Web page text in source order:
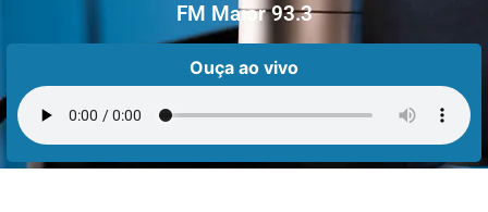
FM Maior 93.3
Ouça ao vivo